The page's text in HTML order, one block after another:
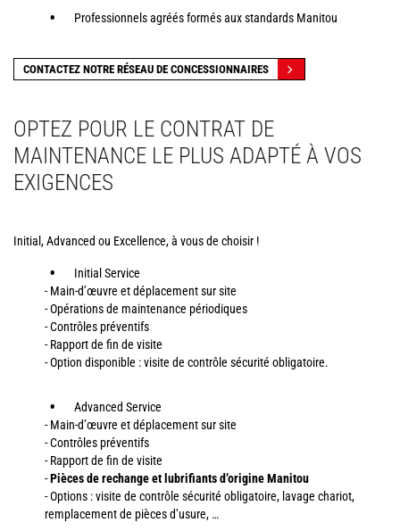
Professionnels agréés formés aux standards Manitou
CONTACTEZ NOTRE RÉSEAU DE CONCESSIONNAIRES
OPTEZ POUR LE CONTRAT DE
MAINTENANCE LE PLUS ADAPTÉ À VOS
EXIGENCES
Initial, Advanced ou Excellence, à vous de choisir !
Initial Service
- Main-d’œuvre et déplacement sur site
- Opérations de maintenance périodiques
- Contrôles préventifs
- Rapport de fin de visite
- Option disponible : visite de contrôle sécurité obligatoire.
Advanced Service
- Main-d’œuvre et déplacement sur site
- Contrôles préventifs
- Rapport de fin de visite
-Pièces de rechange et lubrifiants d’origine Manitou
- Options : visite de contrôle sécurité obligatoire, lavage chariot,
remplacement de pièces d’usure, …